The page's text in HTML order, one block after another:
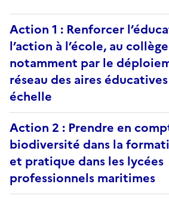
Action 1 : Renforcer
l’action à l’école, au
notamment par le
réseau des aires
échelle
Action 2 : Prendre en
biodiversité dans la
et pratique dans les lycées
professionnels maritimes